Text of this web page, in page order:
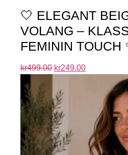
🤍 ELEGANT
VOLANG –
FEMININ TOUCH
kr499.00 kr249.00